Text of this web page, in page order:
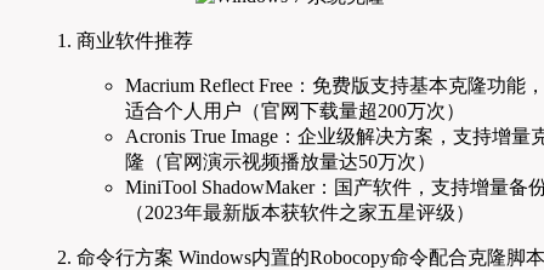
商业软件推荐
Macrium Reflect Free：免费版支持基本克隆功能，
适合个人用户（官网下载量超200万次）
Acronis True Image：企业级解决方案，支持增量
隆（官网演示视频播放量达50万次）
MiniTool ShadowMaker：国产软件，支持增量备
（2023年最新版本获软件之家五星评级）
命令行方案 Windows内置的Robocopy命令配合克隆脚本